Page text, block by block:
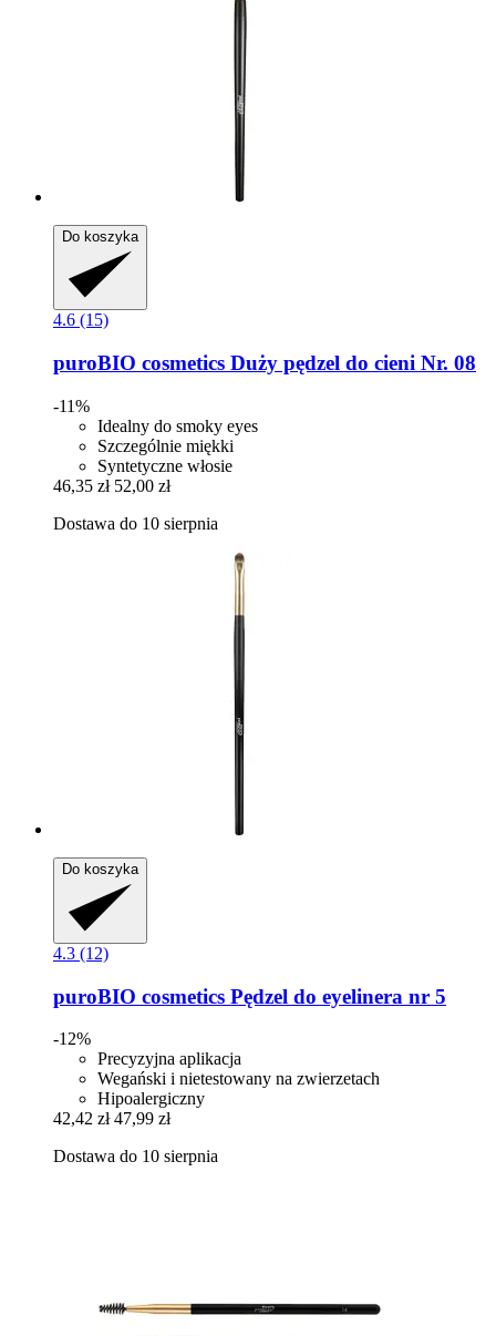
Do koszyka
4.6 (15)
puroBIO cosmetics Duży pędzel do cieni Nr. 08
-11%
Idealny do smoky eyes
Szczególnie miękki
Syntetyczne włosie
46,35 zł 52,00 zł
Dostawa do 10 sierpnia
Do koszyka
4.3 (12)
puroBIO cosmetics Pędzel do eyelinera nr 5
-12%
Precyzyjna aplikacja
Wegański i nietestowany na zwierzetach
Hipoalergiczny
42,42 zł 47,99 zł
Dostawa do 10 sierpnia